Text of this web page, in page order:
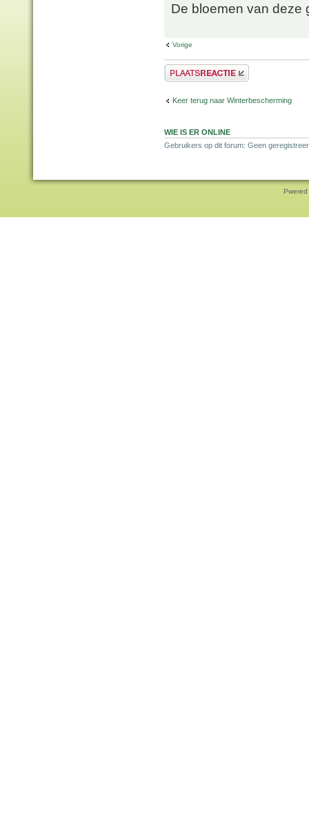
De bloemen van deze
Vorige
Plaats een reactie
Keer terug naar Winterbescherming
WIE IS ER ONLINE
Gebruikers op dit forum: Geen